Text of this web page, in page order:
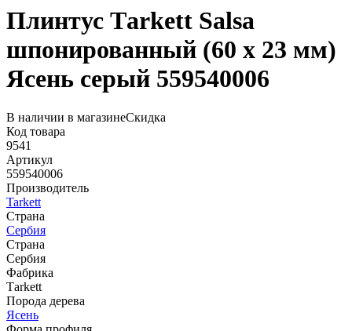
Плинтус Тarkett Salsa
шпонированный (60 х 23 мм)
Ясень серый 559540006
В наличии в магазинеСкидка
Код товара
9541
Артикул
559540006
Производитель
Tarkett
Страна
Сербия
Страна
Сербия
Фабрика
Тarkett
Порода дерева
Ясень